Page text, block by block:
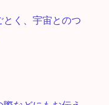
く、宇宙とのつ